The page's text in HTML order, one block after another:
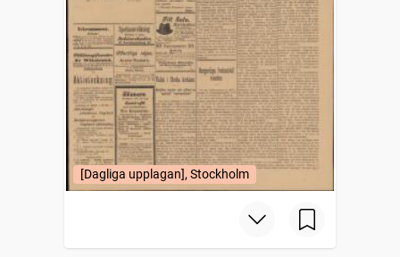
[Dagliga upplagan], Stockholm